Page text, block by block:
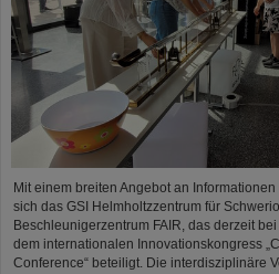
Mit einem breiten Angebot an
sich das GSI Helmholtzzentrum für
Beschleunigerzentrum FAIR, das derzeit
dem internationalen Innovationskongress
Conference“ beteiligt. Die interdisziplinäre